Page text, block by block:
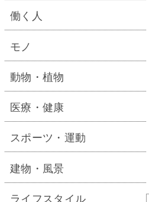
働く人
モノ
動物・植物
医療・健康
スポーツ・運動
建物・風景
ライフスタイル